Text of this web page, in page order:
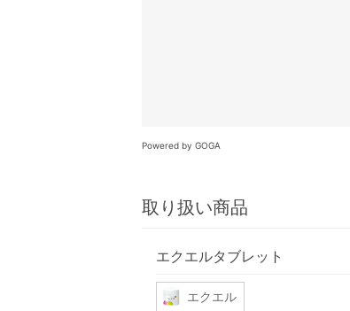
Powered by GOGA
取り扱い商品
エクエルタブレット
エクエル